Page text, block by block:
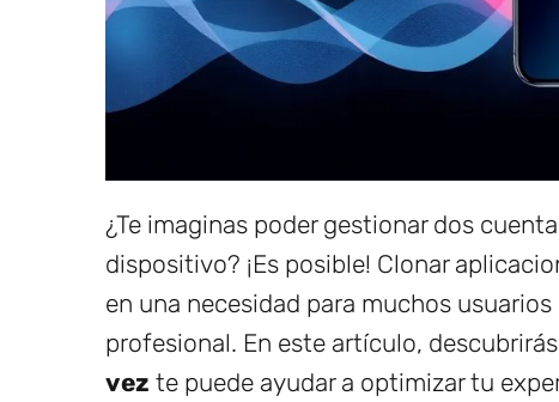
¿Te imaginas poder gestionar dos
dispositivo? ¡Es posible! Clonar
en una necesidad para muchos
profesional. En este artículo,
vez te puede ayudar a optimizar tu